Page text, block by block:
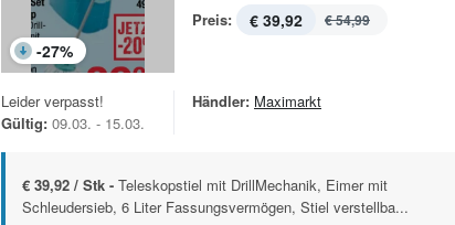
-27%
Preis: € 39,92 € 54,99
Leider verpasst!
Gültig: 09.03. - 15.03.
Händler: Maximarkt
€ 39,92 / Stk - Teleskopstiel mit DrillMechanik, Eimer mit
Schleudersieb, 6 Liter Fassungsvermögen, Stiel verstellba...